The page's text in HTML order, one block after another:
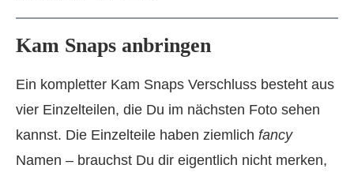
Kam Snaps anbringen
Ein kompletter Kam Snaps Verschluss besteht aus
vier Einzelteilen, die Du im nächsten Foto sehen
kannst. Die Einzelteile haben ziemlich fancy
Namen – brauchst Du dir eigentlich nicht merken,